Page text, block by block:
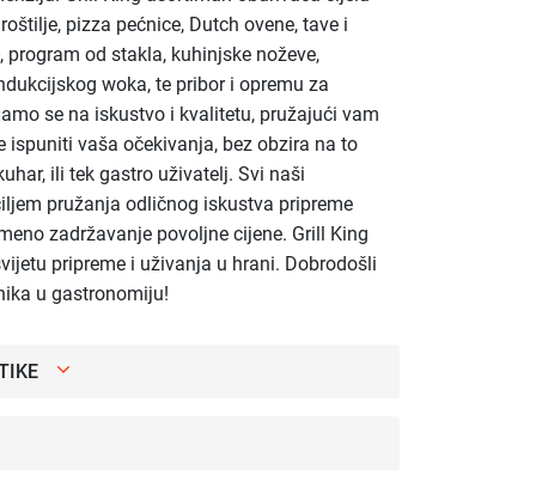
pizza pećnice, Dutch ovene, tave i
od stakla, kuhinjske noževe,
woka, te pribor i opremu za
se na iskustvo i kvalitetu, pružajući vam
ispuniti vaša očekivanja, bez obzira na to
ili tek gastro uživatelj. Svi naši
pružanja odličnog iskustva pripreme
zadržavanje povoljne cijene. Grill King
pripreme i uživanja u hrani. Dobrodošli
u gastronomiju!